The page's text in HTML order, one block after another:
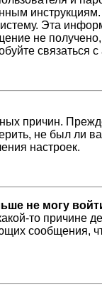
Эта
не
связаться
причин.
не был ли
настроек.
не могу
то причине
сообщения,